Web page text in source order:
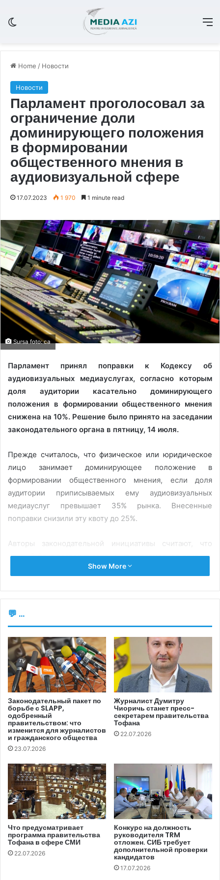
Home / Новости
Новости
Парламент проголосовал за
ограничение доли
доминирующего положения
в формировании
общественного мнения в
аудиовизуальной сфере
17.07.2023 1 970 1 minute read
Sursa foto: ca
Парламент принял поправки к Кодексу об
аудиовизуальных медиауслугах, согласно которым
доля аудитории касательно доминирующего
положения в формировании общественного мнения
снижена на 10%. Решение было принято на заседании
законодательного органа в пятницу, 14 июля.
Прежде считалось, что физическое или юридическое
лицо занимает доминирующее положение в
формировании общественного мнения, если доля
аудитории приписываемых ему аудиовизуальных
медиауслуг превышает 35% рынка. Внесенные
поправки снизили эту квоту до 25%.
Авторы законодательной инициативы считают, что
данный факт позволит ограничить чрезмерное влияние
частных интересов на общественную жизнь и
предусмотренные планом Национальной комиссии по
европейской интеграции. Документ содержит
запланированные властями действия по реализации
заключении относительно запроса о присоединении
Республики Молдова к Европейскому союзу.
Проект поправок в КАМ поддержали 56 депутатов при
голосовании в первом чтении. По словам Лилианы
Николаеску-Онофрей, председателя парламентской
комиссии по СМИ и соавтора принятой поправки, речь
идет о «введении положений, которые позволили бы
лучше применять правила, касающиеся борьбы с
Совета по телевидению и радио, ограничения квоты
аудитории относительно доминирующего положения в
формировании общественного мнения. Предлагаемые
изменения будут способствовать повышению
эффективности деятельности регулирующего органа в
аудиовизуальной сфере, а также ограничению
чрезмерного влияния частных интересов на
общественную жизнь и реализации мер
Show More
💬 ...
Законодательный пакет по
борьбе с SLAPP,
одобренный
правительством: что
изменится для журналистов
и гражданского общества
23.07.2026
Журналист Думитру
Чиоричь станет пресс-
секретарем правительства
Тофана
22.07.2026
Что предусматривает
программа правительства
Тофана в сфере СМИ
22.07.2026
Конкурс на должность
руководителя TRM
отложен. СИБ требует
дополнительной проверки
кандидатов
17.07.2026